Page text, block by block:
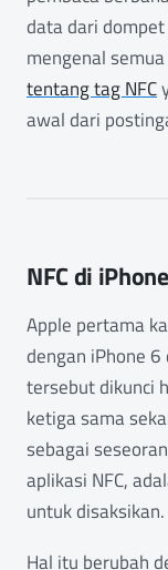
data dari dompet
mengenal
tentang tag NFC
awal dari
NFC di
Apple pertama
dengan iPhone
tersebut dikunci
ketiga sama
sebagai
aplikasi NFC,
untuk disaksikan.
Hal itu berubah